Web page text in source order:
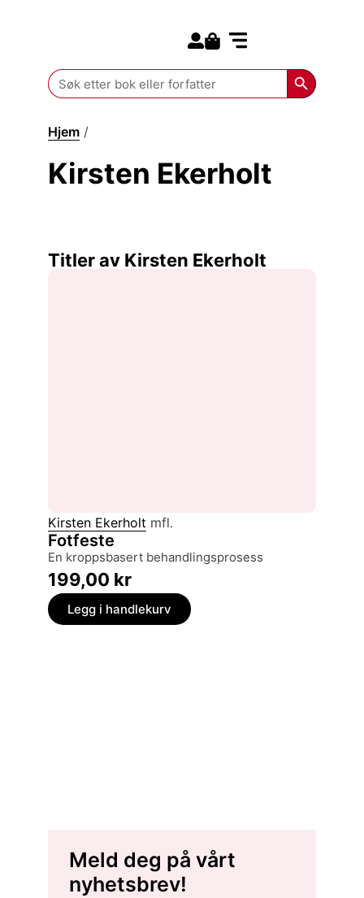
Search
for:
Search
Hjem /
Kirsten Ekerholt
Titler av Kirsten Ekerholt
Kirsten Ekerholt mfl.
Fotfeste
en kroppsbasert behandlingsprosess
199,00 kr
Legg i handlekurv
Meld deg på vårt
nyhetsbrev!